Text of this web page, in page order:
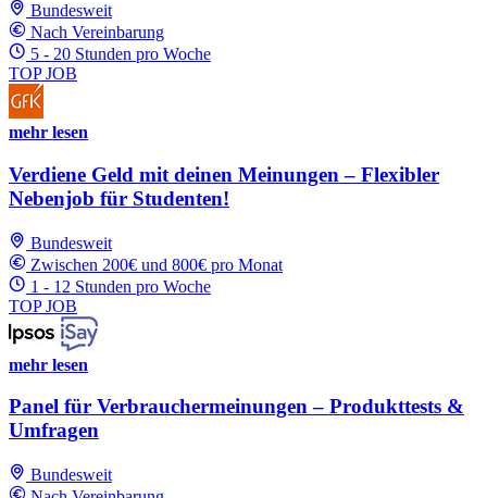
Bundesweit
Nach Vereinbarung
5 - 20 Stunden pro Woche
TOP JOB
mehr lesen
Verdiene Geld mit deinen Meinungen – Flexibler
Nebenjob für Studenten!
Bundesweit
Zwischen 200€ und 800€ pro Monat
1 - 12 Stunden pro Woche
TOP JOB
mehr lesen
Panel für Verbrauchermeinungen – Produkttests &
Umfragen
Bundesweit